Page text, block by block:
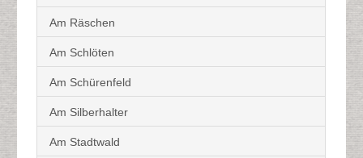
Am Räschen
Am Schlöten
Am Schürenfeld
Am Silberhalter
Am Stadtwald